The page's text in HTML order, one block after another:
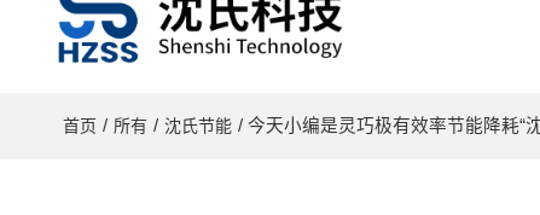
首页 / 所有 / 沈氏节能 / 今天小编是灵巧极有效率节能降耗“